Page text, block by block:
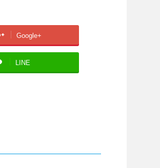
Google+
LINE